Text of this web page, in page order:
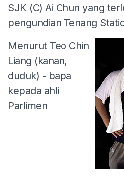
SJK (C) Ai Chun yang
pengundian Tenang
Menurut Teo Chin
Liang (kanan,
duduk) - bapa
kepada ahli
Parlimen